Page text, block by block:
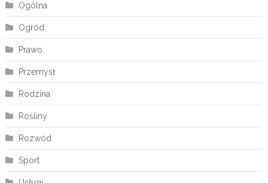
Ogólna
Ogród
Prawo
Przemysł
Rodzina
Rośliny
Rozwód
Sport